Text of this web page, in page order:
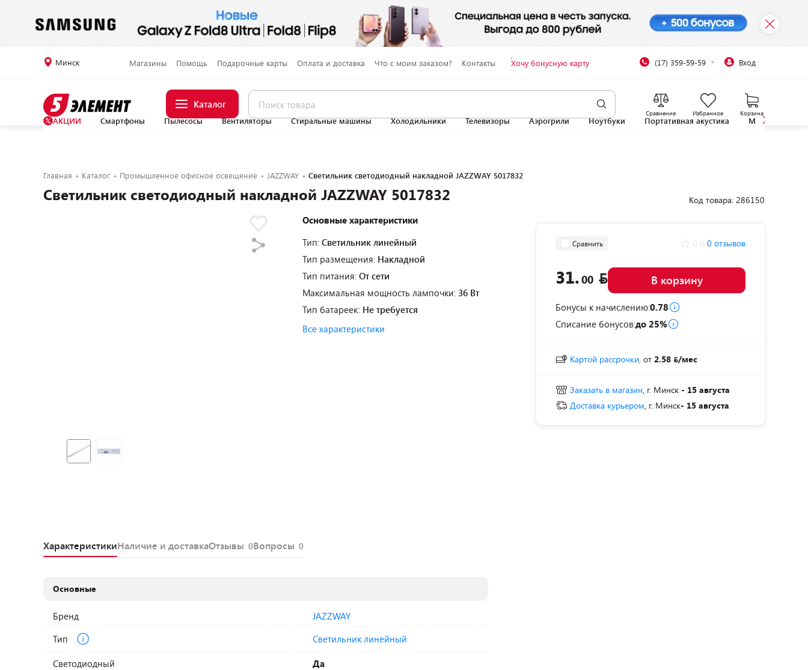
Минск Магазины Помощь Подарочные карты Оплата и доставка Что с моим заказом? Контакты Хочу бонусную карту (17) 359-59-59 Вход
Каталог
Сравнение Избранное Корзина
АКЦИИ Смартфоны Пылесосы Вентиляторы Стиральные машины Холодильники Телевизоры Аэрогрили Ноутбуки Портативная акустика
Главная Каталог Промышленное офисное освещение JAZZWAY Светильник светодиодный накладной JAZZWAY 5017832
Светильник светодиодный накладной JAZZWAY 5017832
Основные характеристики
Тип: Светильник линейный
Тип размещения: Накладной
Тип питания: От сети
Максимальная мощность лампочки: 36 Вт
Тип батареек: Не требуется
Все характеристики
Код товара: 286150
Сравнить 0 отзывов
31.00 В корзину
Бонусы к начислению:0.78
Списание бонусов:до 25%
Картой рассрочки, от 2.58 /мес
Заказать в магазин, г. Минск - 15 августа
Доставка курьером, г. Минск- 15 августа
ХарактеристикиНаличие и доставкаОтзывы 0Вопросы 0
Основные
Бренд
JAZZWAY
Тип
Светильник линейный
Светодиодный
Да